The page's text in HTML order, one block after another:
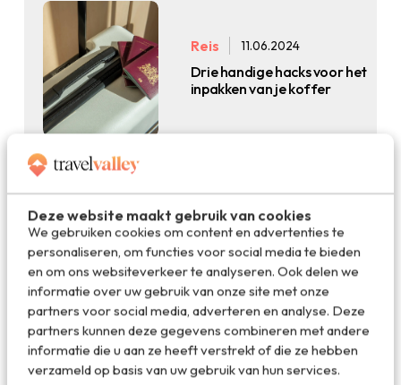
Deze website maakt gebruik van cookies
We gebruiken cookies om content en advertenties te
personaliseren, om functies voor social media te bieden
en om ons websiteverkeer te analyseren. Ook delen we
informatie over uw gebruik van onze site met onze
partners voor social media, adverteren en analyse. Deze
partners kunnen deze gegevens combineren met andere
informatie die u aan ze heeft verstrekt of die ze hebben
verzameld op basis van uw gebruik van hun services.
Reis 11.06.2024
Drie handige hacks voor het
inpakken van je koffer
Lifestyle 03.04.2024
Mijn favoriete reisbagage:
in stijl op reis met de Thule
Chasm collectie